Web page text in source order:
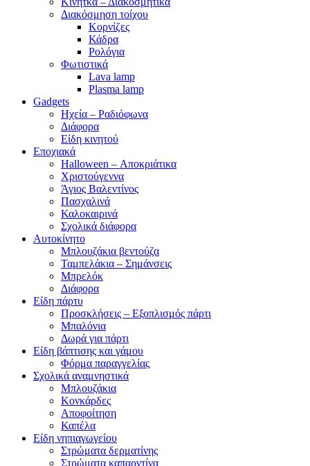
Διακόσμηση τοίχου
Κορνίζες
Κάδρα
Ρολόγια
Φωτιστικά
Lava lamp
Plasma lamp
Gadgets
Ηχεία – Ραδιόφωνα
Διάφορα
Είδη κινητού
Εποχιακά
Halloween – Αποκριάτικα
Χριστούγεννα
Άγιος Βαλεντίνος
Πασχαλινά
Καλοκαιρινά
Σχολικά διάφορα
Αυτοκίνητο
Μπλουζάκια βεντούζα
Ταμπελάκια – Σημάνσεις
Μπρελόκ
Διάφορα
Είδη πάρτυ
Προσκλήσεις – Εξοπλισμός πάρτι
Μπαλόνια
Δωρά για πάρτι
Είδη βάπτισης και γάμου
Φόρμα παραγγελίας
Σχολικά αναμνηστικά
Μπλουζάκια
Κονκάρδες
Αποφοίτηση
Καπέλα
Είδη νηπιαγωγείου
Στρώματα δερματίνης
Στρώματα καπαρντίνα